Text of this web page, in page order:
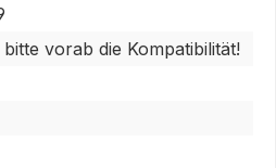
vorab die Kompatibilität!